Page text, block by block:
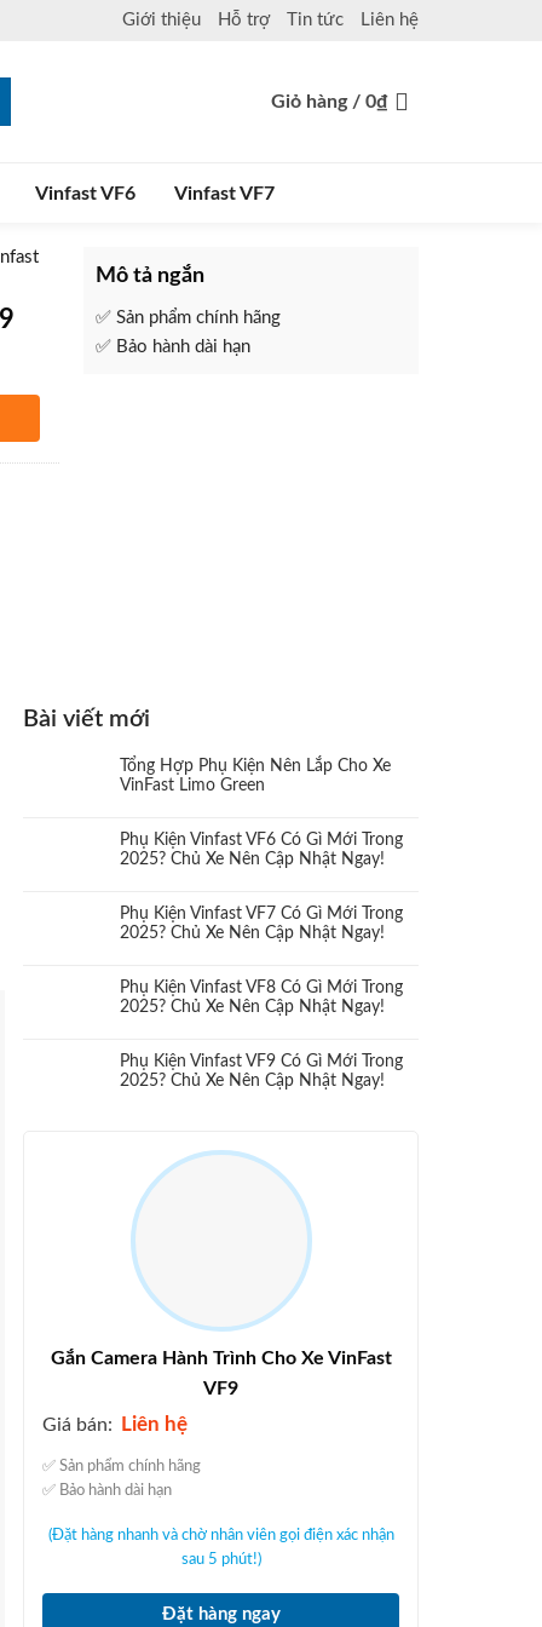
Giới thiệu Hỗ trợ Tin tức Liên hệ
Giỏ hàng / 0₫
Vinfast VF6 Vinfast VF7
Mô tả ngắn
✅ Sản phẩm chính hãng
✅ Bảo hành dài hạn
Bài viết mới
Tổng Hợp Phụ Kiện Nên Lắp Cho Xe
VinFast Limo Green
Phụ Kiện Vinfast VF6 Có Gì Mới Trong
2025? Chủ Xe Nên Cập Nhật Ngay!
Phụ Kiện Vinfast VF7 Có Gì Mới Trong
2025? Chủ Xe Nên Cập Nhật Ngay!
Phụ Kiện Vinfast VF8 Có Gì Mới Trong
2025? Chủ Xe Nên Cập Nhật Ngay!
Phụ Kiện Vinfast VF9 Có Gì Mới Trong
2025? Chủ Xe Nên Cập Nhật Ngay!
Gắn Camera Hành Trình Cho Xe VinFast
VF9
Giá bán:
Liên hệ
✅ Sản phẩm chính hãng
✅ Bảo hành dài hạn
(Đặt hàng nhanh và chờ nhân viên gọi điện xác nhận
sau 5 phút!)
Đặt hàng ngay